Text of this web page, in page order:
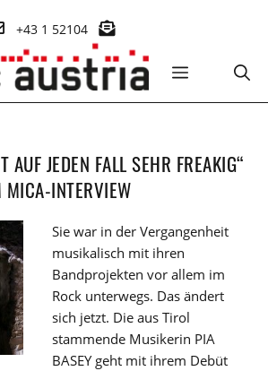
+43 1 52104
MENÜ
AUF JEDEN FALL SEHR FREAKIG“
INTERVIEW
Sie war in der Vergangenheit
musikalisch mit ihren
Bandprojekten vor allem im
Rock unterwegs. Das ändert
sich jetzt. Die aus Tirol
stammende Musikerin PIA
BASEY geht mit ihrem Debüt